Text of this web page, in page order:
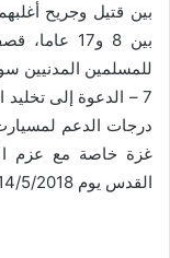
بين قتيل وجريح
بين 8
للمسلمين المدنيين
7 – الدعوة إلى
درجات الدعم
غزة خاصة مع عزم
القدس يوم 14/5/2018م .